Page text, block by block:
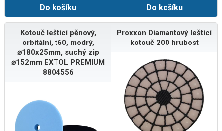
Do košíku
Do košíku
Kotouč leštící pěnový,
orbitální, t60, modrý,
⌀180x25mm, suchý zip
⌀152mm EXTOL PREMIUM
8804556
Proxxon Diamantový leštící
kotouč 200 hrubost